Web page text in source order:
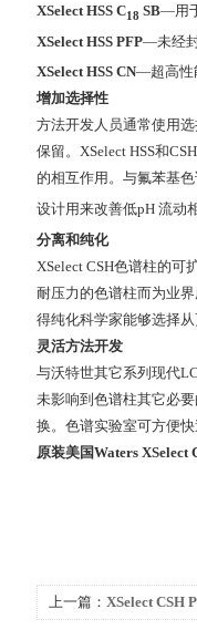
XSelect HSS C18 SB—用
XSelect HSS PFP—未经
XSelect HSS CN—超高性
增加选择性
方法开发人员通常使用
保留。XSelect HSS和
的相互作用。与氟苯基
设计用来改善低pH 流动
分离和纯化
XSelect CSH色谱柱的
耐压力的色谱柱而为业
得纯化科学家能够选择
灵活方法开发
与沃特世其它系列现代
未影响到色谱柱其它必
换。色谱实验室可方便
原装美国Waters XSelect
上一篇： XSelect CSH